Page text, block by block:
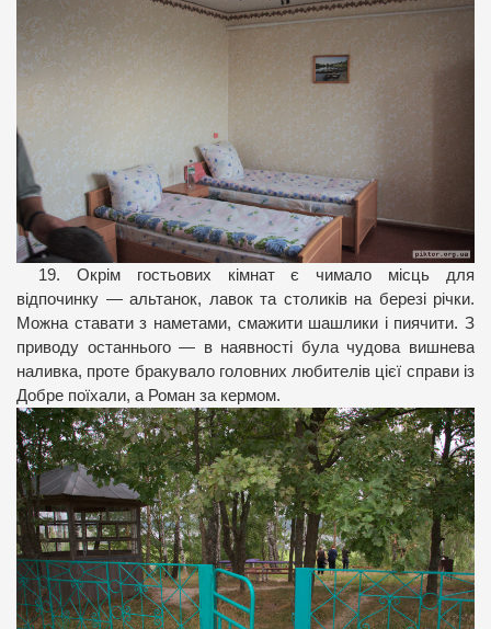
19. Окрім гостьових кімнат є чимало місць для
відпочинку — альтанок, лавок та столиків на березі річки.
Можна ставати з наметами, смажити шашлики і пиячити. З
приводу останнього — в наявності була чудова вишнева
наливка, проте бракувало головних любителів цієї справи із
Добре поїхали, а Роман за кермом.